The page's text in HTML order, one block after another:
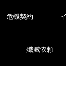
危機契約
殲滅依頼